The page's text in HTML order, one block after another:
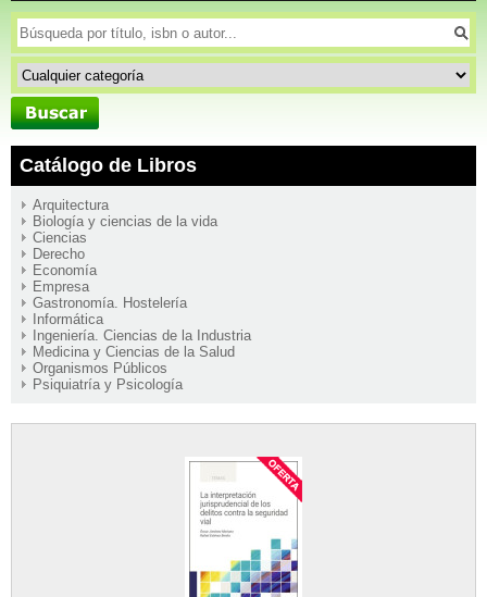
Catálogo de Libros
Arquitectura
Biología y ciencias de la vida
Ciencias
Derecho
Economía
Empresa
Gastronomía. Hostelería
Informática
Ingeniería. Ciencias de la Industria
Medicina y Ciencias de la Salud
Organismos Públicos
Psiquiatría y Psicología